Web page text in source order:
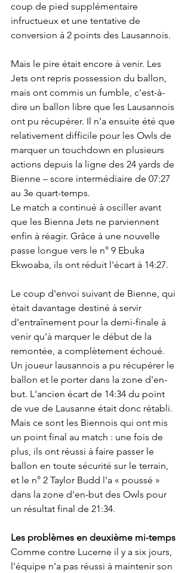
coup de pied supplémentaire
infructueux et une tentative de
conversion à 2 points des Lausannois.
Mais le pire était encore à venir. Les
Jets ont repris possession du ballon,
mais ont commis un fumble, c'est-à-
dire un ballon libre que les Lausannois
ont pu récupérer. Il n'a ensuite été que
relativement difficile pour les Owls de
marquer un touchdown en plusieurs
actions depuis la ligne des 24 yards de
Bienne – score intermédiaire de 07:27
au 3e quart-temps.
Le match a continué à osciller avant
que les Bienna Jets ne parviennent
enfin à réagir. Grâce à une nouvelle
passe longue vers le n° 9 Ebuka
Ekwoaba, ils ont réduit l'écart à 14:27.
Le coup d'envoi suivant de Bienne, qui
était davantage destiné à servir
d'entraînement pour la demi-finale à
venir qu'à marquer le début de la
remontée, a complètement échoué.
Un joueur lausannois a pu récupérer le
ballon et le porter dans la zone d'en-
but. L'ancien écart de 14:34 du point
de vue de Lausanne était donc rétabli.
Mais ce sont les Biennois qui ont mis
un point final au match : une fois de
plus, ils ont réussi à faire passer le
ballon en toute sécurité sur le terrain,
et le n° 2 Taylor Budd l'a « poussé »
dans la zone d'en-but des Owls pour
un résultat final de 21:34.
Les problèmes en deuxième mi-temps
Comme contre Lucerne il y a six jours,
l'équipe n'a pas réussi à maintenir son